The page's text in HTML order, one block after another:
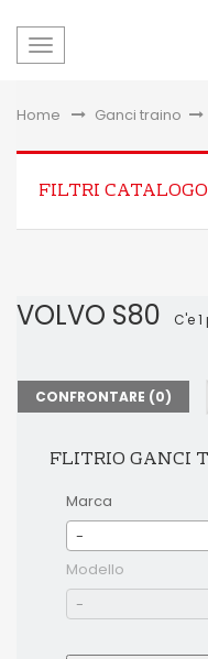
navigazione
Home &gt;Ganci traino >
FILTRI CATALOGO
VOLVO S80 C'e
CONFRONTARE (0)
FLITRIO GANCI
Marca
-
Modello
-